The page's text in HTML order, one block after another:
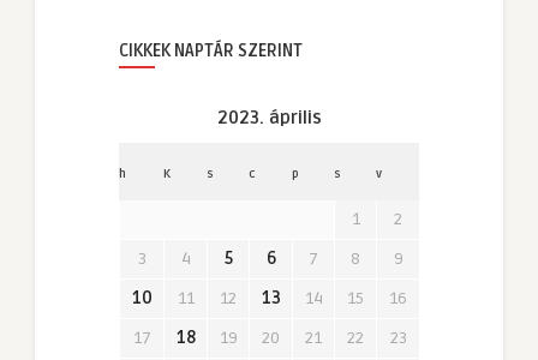
CIKKEK NAPTÁR SZERINT
2023. április
h K s c p s v
1
2
3
4 5 6 7 8
9
10
11 12 13 14 15
16
17
18 19 20 21 22
23